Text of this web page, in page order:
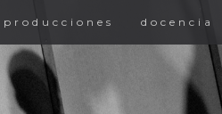
producciones docencia